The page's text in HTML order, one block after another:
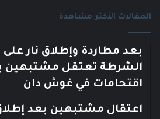
المقالات الأكثر مشاهدة
بعد مطاردة وإطلاق نار على
الشرطة تعتقل
اقتحامات في غوش دان
اعتقال مشتبهين بعد